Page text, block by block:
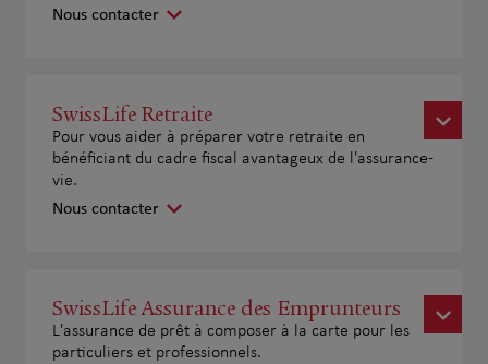
Nous contacter
SwissLife Retraite
Pour vous aider à préparer votre retraite en
bénéficiant du cadre fiscal avantageux de l'assurance-
vie.
Nous contacter
SwissLife Assurance des Emprunteurs
L'assurance de prêt à composer à la carte pour les
particuliers et professionnels.